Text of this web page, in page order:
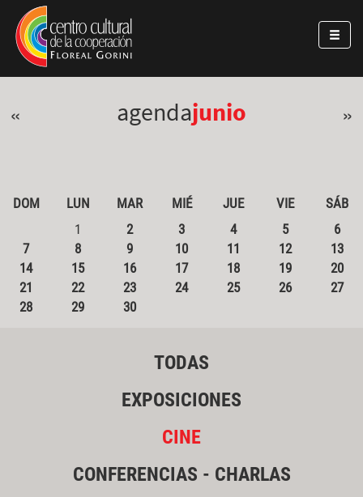
Pasar al contenido principal
Jump to main content
« agendajunio »
DOM LUN MAR MIÉ JUE VIE
SÁB
1
2 3 4 5
6
7
8 9 10 11 12
13
14
15 16 17 18 19
20
21
22 23 24 25 26
27
28
29 30
TODAS
EXPOSICIONES
CINE
CONFERENCIAS - CHARLAS